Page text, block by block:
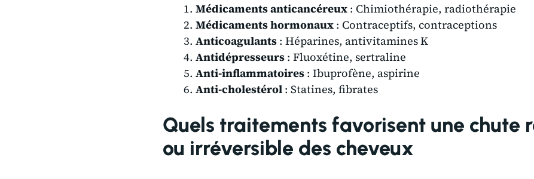
Médicaments anticancéreux: Chimiothérapie, radiothérapie
Médicaments hormonaux: Contraceptifs, contraceptions
Anticoagulants: Héparines, antivitamines K
Antidépresseurs: Fluoxétine, sertraline
Anti-inflammatoires: Ibuprofène, aspirine
Anti-cholestérol: Statines, fibrates
Quels traitements favorisent une chute
ou irréversible des cheveux